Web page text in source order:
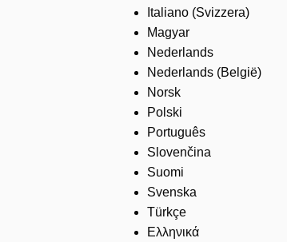
Italiano (Svizzera)
Magyar
Nederlands
Nederlands (België)
Norsk
Polski
Português
Slovenčina
Suomi
Svenska
Türkçe
Ελληνικά